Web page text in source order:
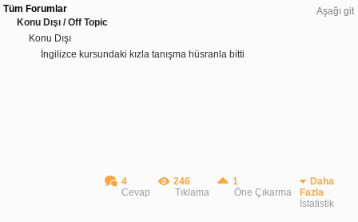
Aşağı git
Tüm Forumlar
Konu Dışı / Off Topic
Konu Dışı
İngilizce kursundaki kızla tanışma hüsranla bitti
4
Cevap
246
Tıklama
1
Öne Çıkarma
Daha
Fazla
İstatistik